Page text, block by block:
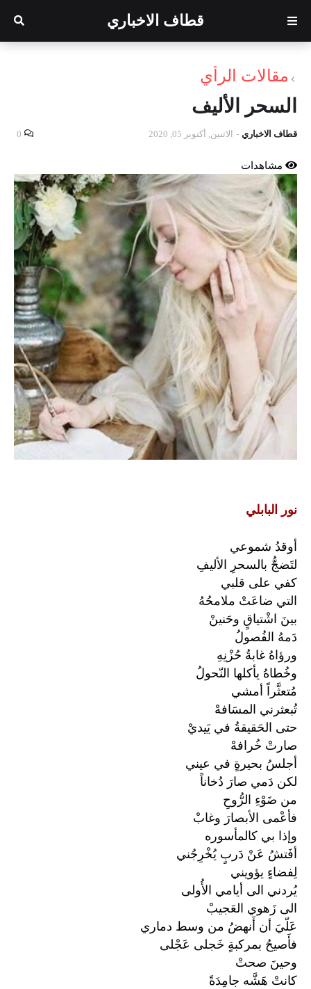
قطاف الاخباري
مقالات الرأي
السحر الأليف
قطاف الاخباري - الاثنين, أكتوبر 05, 2020 0
مشاهدات
نور البابلي
أوقدُ شموعي
لتَضجُّ بالسحرِ الأليفِ
كفي على قلبي
التي ضاعَتْ ملامحُهُ
بينَ اشْتياقٍ وحَنينْ
دَمهُ الفُصولُ
ورؤاهُ غابةُ حُزْنِهِ
وخُطاهُ يأكلها النّحولُ
مُتعثَّراً أمشي
تُبعثرني المسَافهْ
حتى الحَقيقةُ في يَيديْ
صارتْ خُرافهْ
أجلسُ بحيرةٍ في عيني
لكن دَمي صارَ دُخاناً
من ضَوْءِ الرُّوحِ
فأعْمى الأبصارَ وغابْ
وإذا بي كالمأسوره
أفَتشُ عَنْ دَربٍ يُخْرِجُني
لِفضاءٍ يؤويني
يُردني الى أيامي الأُولى
الى زَهوي العَجيبْ
عَلّيَ أن أَنهضُ من وسط دماري
فأَصيحُ بمركبةٍ خَجلى عَجْلى
وحينَ صحتْ
كانتْ هَشَّه جامِدَةً